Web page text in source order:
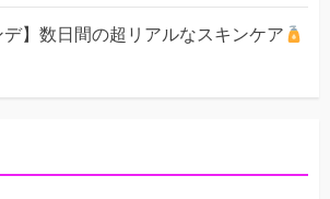
デ】数日間の超リアルなスキンケア